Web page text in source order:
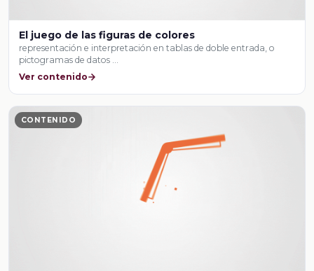
El juego de las figuras de colores
representación e interpretación en tablas de doble entrada, o
pictogramas de datos …
Ver contenido
CONTENIDO